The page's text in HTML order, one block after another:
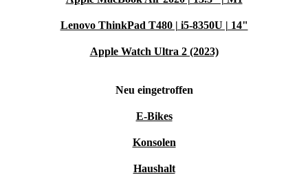
für ein frisches, reines Aroma.
Verwendung
Dermatologisch getestet für alle Haar- und
Abschnitte auf, trage das Kopfhautserum direkt auf die Kopfhaut
auf und massiere es ein. Alternativ kannst du es ebenfalls in die
Lenovo ThinkPad T480 | i5-8350U | 14"
Apple Watch Ultra 2 (2023)
Neu eingetroffen
E-Bikes
Konsolen
Haushalt